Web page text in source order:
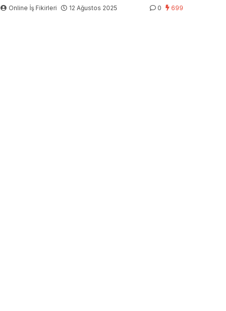
Online İş Fikirleri 12 Ağustos 2025 0 699